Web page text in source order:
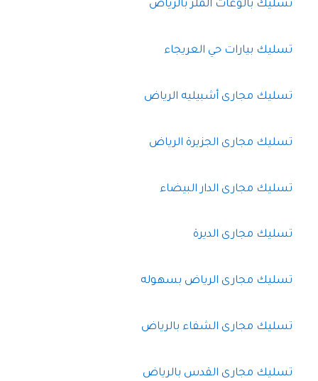
تسليك بالوعات الملز بالرياض
تسليك بيارات حي العريجاء
تسليك مجارى أشبيليه الرياض
تسليك مجارى الجزيرة الرياض
تسليك مجارى الدار البيضاء
تسليك مجارى الديرة
تسليك مجارى الرياض بسهوله
تسليك مجارى الشفاء بالرياض
تسليك مجارى القدس بالرياض